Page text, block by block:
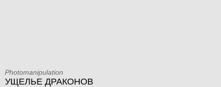
Photomanipulation
УЩЕЛЬЕ ДРАКОНОВ